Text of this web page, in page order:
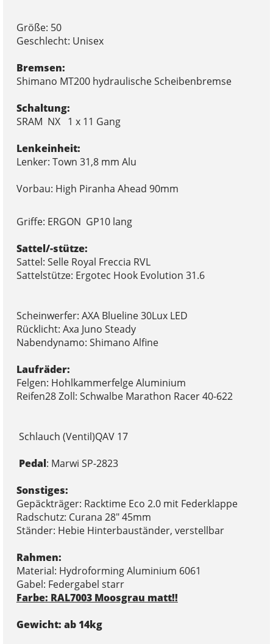
Größe: 50
Geschlecht: Unisex
Bremsen:
Shimano MT200 hydraulische Scheibenbremse
Schaltung:
SRAM NX 1 x 11 Gang
Lenkeinheit:
Lenker: Town 31,8 mm Alu
Vorbau: High Piranha Ahead 90mm
Griffe: ERGON GP10 lang
Sattel/-stütze:
Sattel: Selle Royal Freccia RVL
Sattelstütze: Ergotec Hook Evolution 31.6
Scheinwerfer: AXA Blueline 30Lux LED
Rücklicht: Axa Juno Steady
Nabendynamo: Shimano Alfine
Laufräder:
Felgen: Hohlkammerfelge Aluminium
Reifen28 Zoll: Schwalbe Marathon Racer 40-622
Schlauch (Ventil)QAV 17
Pedal: Marwi SP-2823
Sonstiges:
Gepäckträger: Racktime Eco 2.0 mit Federklappe
Radschutz: Curana 28" 45mm
Ständer: Hebie Hinterbauständer, verstellbar
Rahmen:
Material: Hydroforming Aluminium 6061
Gabel: Federgabel starr
Farbe: RAL7003 Moosgrau matt!!
Gewicht: ab 14kg